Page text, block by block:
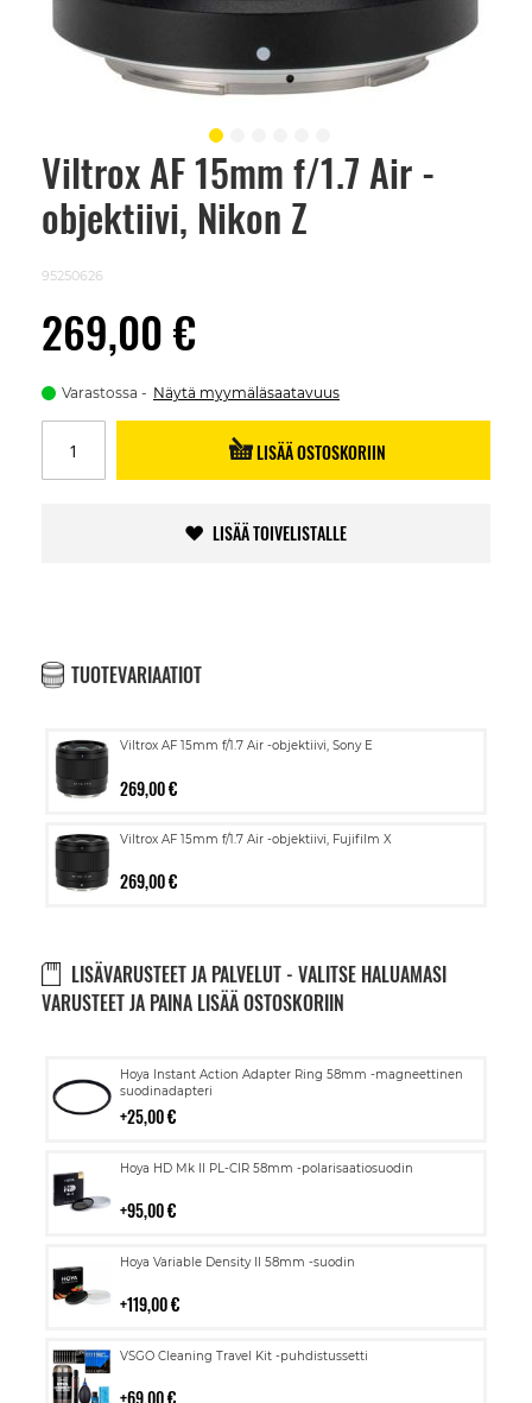
Viltrox AF 15mm f/1.7 Air -
objektiivi, Nikon Z
95250626
269,00 €
Varastossa Näytä myymäläsaatavuus
LISÄÄ OSTOSKORIIN
LISÄÄ TOIVELISTALLE
TUOTEVARIAATIOT
Viltrox AF 15mm f/1.7 Air -objektiivi, Sony E
269,00 €
Viltrox AF 15mm f/1.7 Air -objektiivi, Fujifilm X
269,00 €
LISÄVARUSTEET JA PALVELUT - VALITSE HALUAMASI
VARUSTEET JA PAINA LISÄÄ OSTOSKORIIN
Hoya Instant Action Adapter Ring 58mm -magneettinen
suodinadapteri
25,00 €
Lisää
ostoskoriin
Hoya HD Mk II PL-CIR 58mm -polarisaatiosuodin
95,00 €
Lisää
Hoya Variable Density II 58mm -suodin
119,00 €
Lisää
VSGO Cleaning Travel Kit -puhdistussetti
69,00 €
Lisää
Skip
beginning
images